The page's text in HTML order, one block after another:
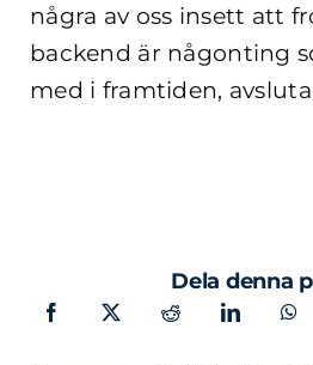
några av oss insett att
backend är någonting
med i framtiden,
Dela denna